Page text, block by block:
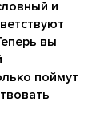
и
вы
поймут